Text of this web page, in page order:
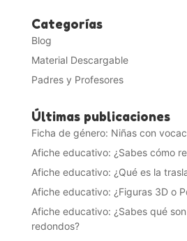
Categorías
Blog
Material Descargable
Padres y Profesores
Últimas publicaciones
Ficha de género: Niñas con
Afiche educativo: ¿Sabes cómo
Afiche educativo: ¿Qué es la
Afiche educativo: ¿Figuras 3D o
Afiche educativo: ¿Sabes qué
redondos?